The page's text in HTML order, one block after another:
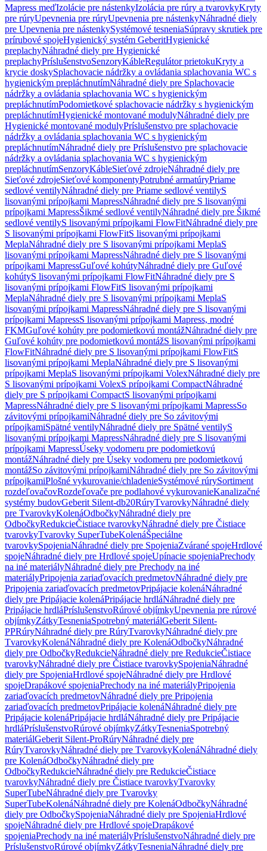
Mapress meďIzolácie pre nástenkyIzolácia pre rúry a tvarovkyKryty
pre rúryUpevnenia pre rúryUpevnenia pre nástenkyNáhradné diely
pre Upevnenia pre nástenkySystémové tesneniaSúpravy skrutiek pre
prírubové spojeHygienický systém GeberitHygienické
preplachyNáhradné diely pre Hygienické
preplachyPríslušenstvoSenzoryKábleRegulátor prietokuKryty a
krycie doskySplachovacie nádržky a ovládania splachovania WC s
hygienickým prepláchnutímNáhradné diely pre Splachovacie
nádržky a ovládania splachovania WC s hygienickým
prepláchnutímPodomietkové splachovacie nádržky s hygienickým
prepláchnutímHygienické montované modulyNáhradné diely pre
Hygienické montované modulyPríslušenstvo pre splachovacie
nádržky a ovládania splachovania WC s hygienickým
prepláchnutímNáhradné diely pre Príslušenstvo pre splachovacie
nádržky a ovládania splachovania WC s hygienickým
prepláchnutímSenzoryKábleSieťové zdrojeNáhradné diely pre
Sieťové zdrojeSieťové komponentyPotrubné armatúryPriame
sedlové ventilyNáhradné diely pre Priame sedlové ventilyS
lisovanými prípojkami MapressNáhradné diely pre S lisovanými
prípojkami MapressŠikmé sedlové ventilyNáhradné diely pre Šikmé
sedlové ventilyS lisovanými prípojkami FlowFitNáhradné diely pre
S lisovanými prípojkami FlowFitS lisovanými prípojkami
MeplaNáhradné diely pre S lisovanými prípojkami MeplaS
lisovanými prípojkami MapressNáhradné diely pre S lisovanými
prípojkami MapressGuľové kohútyNáhradné diely pre Guľové
kohútyS lisovanými prípojkami FlowFitNáhradné diely pre S
lisovanými prípojkami FlowFitS lisovanými prípojkami
MeplaNáhradné diely pre S lisovanými prípojkami MeplaS
lisovanými prípojkami MapressNáhradné diely pre S lisovanými
prípojkami MapressS lisovanými prípojkami Mapress, modré
FKMGuľové kohúty pre podomietkovú montážNáhradné diely pre
Guľové kohúty pre podomietkovú montážS lisovanými prípojkami
FlowFitNáhradné diely pre S lisovanými prípojkami FlowFitS
lisovanými prípojkami MeplaNáhradné diely pre S lisovanými
prípojkami MeplaS lisovanými prípojkami VolexNáhradné diely pre
S lisovanými prípojkami VolexS prípojkami CompactNáhradné
diely pre S prípojkami CompactS lisovanými prípojkami
MapressNáhradné diely pre S lisovanými prípojkami MapressSo
závitovými prípojkamiNáhradné diely pre So závitovými
prípojkamiSpätné ventilyNáhradné diely pre Spätné ventilyS
lisovanými prípojkami MapressNáhradné diely pre S lisovanými
prípojkami MapressÚseky vodomeru pre podomietkovú
montážNáhradné diely pre Úseky vodomeru pre podomietkovú
montážSo závitovými prípojkamiNáhradné diely pre So závitovými
prípojkamiPlošné vykurovanie/chladenieSystémové rúrySortiment
rozdeľovačovRozdeľovače pre podlahové vykurovanieKanalizačné
systémy budovGeberit Silent-db20RúryTvarovkyNáhradné diely
pre TvarovkyKolenáOdbočkyNáhradné diely pre
OdbočkyRedukcieČistiace tvarovkyNáhradné diely pre Čistiace
tvarovkyTvarovky SuperTubeKolenáŠpeciálne
tvarovkySpojeniaNáhradné diely pre SpojeniaZvárané spojeHrdlové
spojeNáhradné diely pre Hrdlové spojeUpínacie spojeniaPrechody
na iné materiályNáhradné diely pre Prechody na iné
materiályPripojenia zariaďovacích predmetovNáhradné diely pre
Pripojenia zariaďovacích predmetovPripájacie kolenáNáhradné
diely pre Pripájacie kolenáPripájacie hrdláNáhradné diely pre
Pripájacie hrdláPríslušenstvoRúrové objímkyUpevnenia pre rúrové
objímkyZátkyTesneniaSpotrebný materiálGeberit Silent-
PPRúryNáhradné diely pre RúryTvarovkyNáhradné diely pre
TvarovkyKolenáNáhradné diely pre KolenáOdbočkyNáhradné
diely pre OdbočkyRedukcieNáhradné diely pre RedukcieČistiace
tvarovkyNáhradné diely pre Čistiace tvarovkySpojeniaNáhradné
diely pre SpojeniaHrdlové spojeNáhradné diely pre Hrdlové
spojeDrapákové spojeniaPrechody na iné materiályPripojenia
zariaďovacích predmetovNáhradné diely pre Pripojenia
zariaďovacích predmetovPripájacie kolenáNáhradné diely pre
Pripájacie kolenáPripájacie hrdláNáhradné diely pre Pripájacie
hrdláPríslušenstvoRúrové objímkyZátkyTesneniaSpotrebný
materiálGeberit Silent-ProRúryNáhradné diely pre
RúryTvarovkyNáhradné diely pre TvarovkyKolenáNáhradné diely
pre KolenáOdbočkyNáhradné diely pre
OdbočkyRedukcieNáhradné diely pre RedukcieČistiace
tvarovkyNáhradné diely pre Čistiace tvarovkyTvarovky
SuperTubeNáhradné diely pre Tvarovky
SuperTubeKolenáNáhradné diely pre KolenáOdbočkyNáhradné
diely pre OdbočkySpojeniaNáhradné diely pre SpojeniaHrdlové
spojeNáhradné diely pre Hrdlové spojeDrapákové
spojeniaPrechody na iné materiályPríslušenstvoNáhradné diely pre
PríslušenstvoRúrové objímkyZátkyTesneniaNáhradné diely pre